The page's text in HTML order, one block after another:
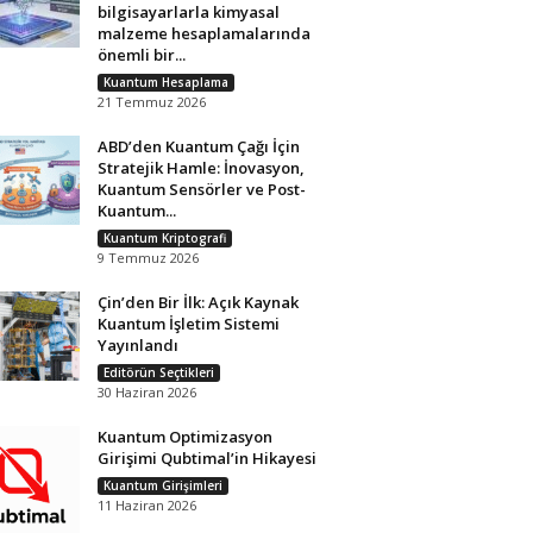
bilgisayarlarla kimyasal
malzeme hesaplamalarında
önemli bir...
Kuantum Hesaplama
21 Temmuz 2026
ABD’den Kuantum Çağı İçin
Stratejik Hamle: İnovasyon,
Kuantum Sensörler ve Post-
Kuantum...
Kuantum Kriptografi
9 Temmuz 2026
Çin’den Bir İlk: Açık Kaynak
Kuantum İşletim Sistemi
Yayınlandı
Editörün Seçtikleri
30 Haziran 2026
Kuantum Optimizasyon
Girişimi Qubtimal’in Hikayesi
Kuantum Girişimleri
11 Haziran 2026